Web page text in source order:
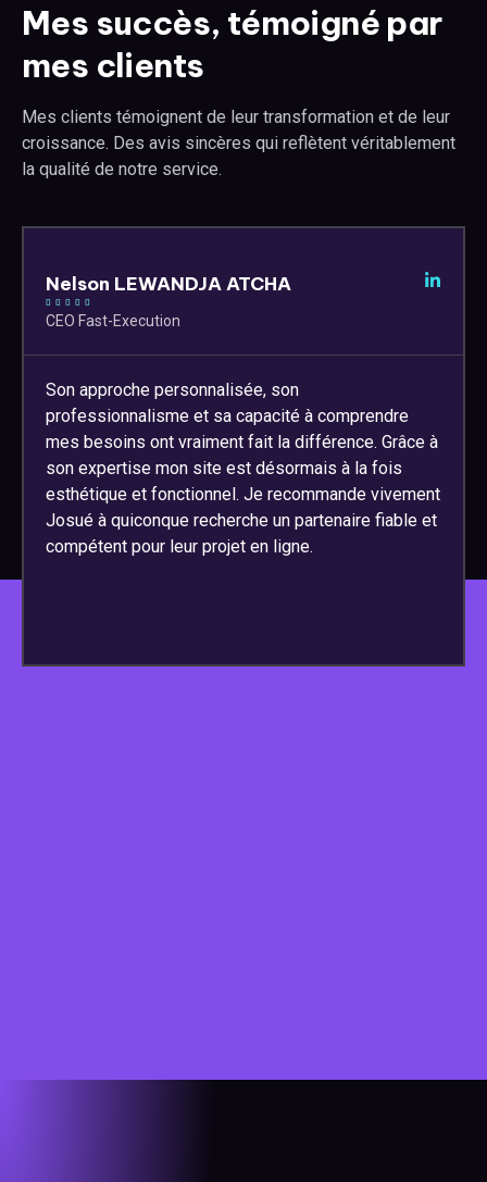
Mes succès, témoigné par
mes clients
Mes clients témoignent de leur transformation et de leur
croissance. Des avis sincères qui reflètent véritablement
la qualité de notre service.
Nelson LEWANDJA ATCHA
    
CEO Fast-Execution
Son approche personnalisée, son
professionnalisme et sa capacité à comprendre
mes besoins ont vraiment fait la différence. Grâce à
son expertise mon site est désormais à la fois
esthétique et fonctionnel. Je recommande vivement
Josué à quiconque recherche un partenaire fiable et
compétent pour leur projet en ligne.